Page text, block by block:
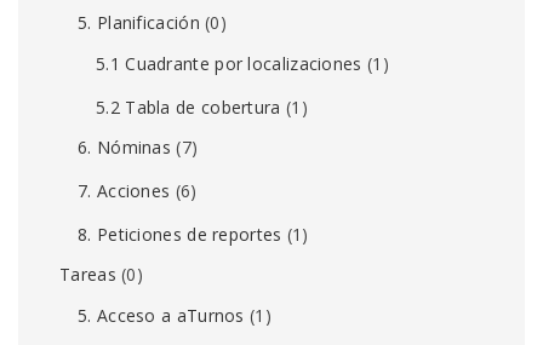
5. Planificación (0)
5.1 Cuadrante por localizaciones (1)
5.2 Tabla de cobertura (1)
6. Nóminas (7)
7. Acciones (6)
8. Peticiones de reportes (1)
Tareas (0)
5. Acceso a aTurnos (1)